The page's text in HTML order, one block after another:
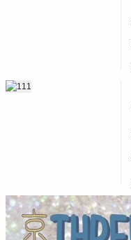
5/29(WED)～START
ヘアアレンジ